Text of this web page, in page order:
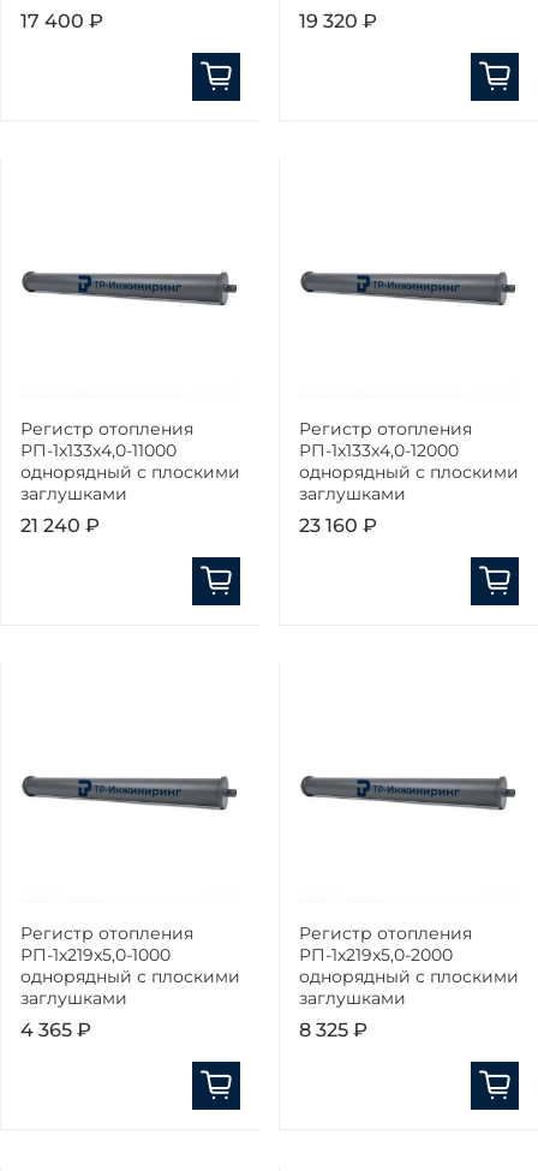
17 400 ₽ 19 320 ₽
Регистр отопления
РП-1x133x4,0-11000
однорядный с плоскими
заглушками
21 240 ₽
Регистр отопления
РП-1x133x4,0-12000
однорядный с плоскими
заглушками
23 160 ₽
Регистр отопления
РП-1x219x5,0-1000
однорядный с плоскими
заглушками
4 365 ₽
Регистр отопления
РП-1x219x5,0-2000
однорядный с плоскими
заглушками
8 325 ₽